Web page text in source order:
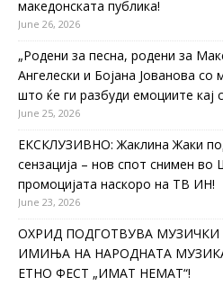
македонската публика!
June 26, 2026
„Родени за песна, родени за
Ангелески и Бојана Јованова со
што ќе ги разбуди емоциите кај
June 25, 2026
ЕКСКЛУЗИВНО: Жаклина Жаки
сензација – нов спот снимен во
промоцијата наскоро на ТВ ИН!
June 23, 2026
ОХРИД ПОДГОТВУВА МУЗИЧКИ
ИМИЊА НА НАРОДНАТА
ЕТНО ФЕСТ „ИМАТ НЕМАТ“!